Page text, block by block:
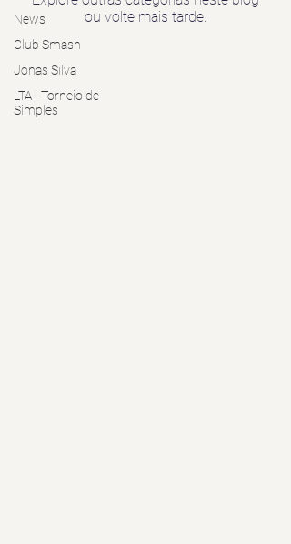
News
Club Smash
Jonas Silva
LTA - Torneio de
Simples
ou volte mais tarde.